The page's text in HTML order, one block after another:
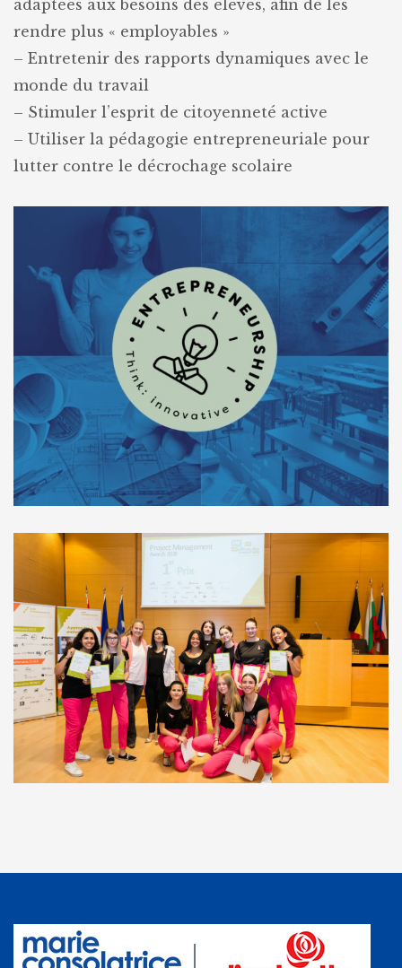
adaptées aux besoins des élèves, afin de les
rendre plus « employables »
– Entretenir des rapports dynamiques avec le
monde du travail
– Stimuler l’esprit de citoyenneté active
– Utiliser la pédagogie entrepreneuriale pour
lutter contre le décrochage scolaire